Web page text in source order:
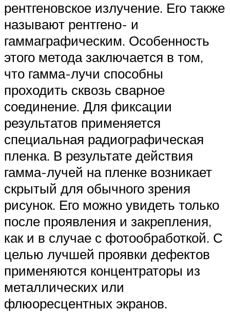
рентгеновское излучение. Его также
называют рентгено- и
гаммаграфическим. Особенность
этого метода заключается в том,
что гамма-лучи способны
проходить сквозь сварное
соединение. Для фиксации
результатов применяется
специальная радиографическая
пленка. В результате действия
гамма-лучей на пленке возникает
скрытый для обычного зрения
рисунок. Его можно увидеть только
после проявления и закрепления,
как и в случае с фотообработкой. С
целью лучшей проявки дефектов
применяются концентраторы из
металлических или
флюоресцентных экранов.